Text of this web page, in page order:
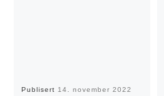
Publisert 14. november 2022